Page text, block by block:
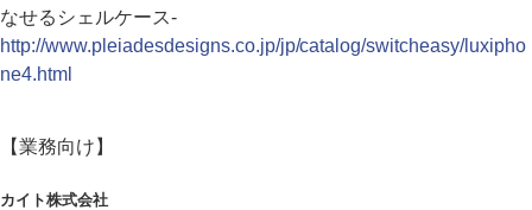
なせるシェルケース-
http://www.pleiadesdesigns.co.jp/jp/catalog/switcheasy/luxipho
ne4.html
【業務向け】
カイト株式会社